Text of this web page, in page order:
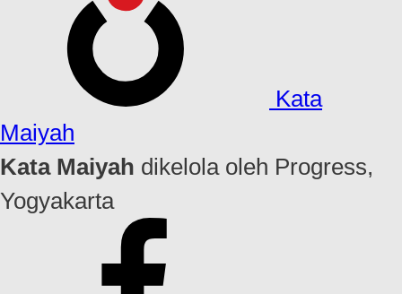
Kata
Maiyah
Kata Maiyah dikelola oleh Progress,
Yogyakarta